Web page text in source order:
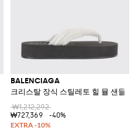
BALENCIAGA
크리스탈 장식 스틸레토 힐 뮬 샌들
₩1,212,292
₩727,369
-40%